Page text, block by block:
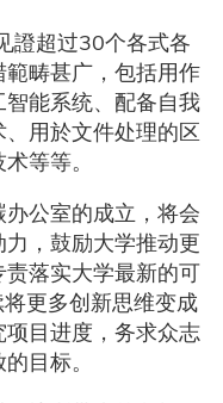
證超过30个各式各
畴甚广，包括用作
能系统、配备自我
用於文件处理的区
等等。
公室的成立，将会
，鼓励大学推动更
落实大学最新的可
更多创新思维变成
目进度，务求众志
目标。